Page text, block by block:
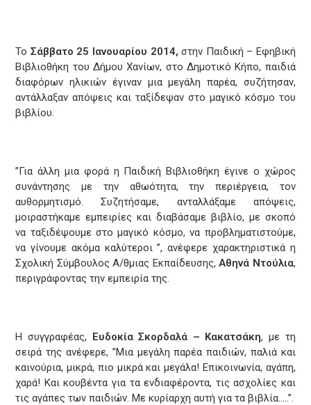
Το Σάββατο 25 Ιανουαρίου 2014, στην Παιδική – Εφηβική
Βιβλιοθήκη του Δήμου Χανίων, στο Δημοτικό Κήπο, παιδιά
διαφόρων ηλικιών έγιναν μια μεγάλη παρέα, συζήτησαν,
αντάλλαξαν απόψεις και ταξίδεψαν στο μαγικό κόσμο του
βιβλίου.
”Για άλλη μια φορά η Παιδική Βιβλιοθήκη έγινε ο χώρος
συνάντησης με την αθωότητα, την περιέργεια, τον
αυθορμητισμό. Συζητήσαμε, ανταλλάξαμε απόψεις,
μοιραστήκαμε εμπειρίες και διαβάσαμε βιβλίο, με σκοπό
να ταξιδέψουμε στο μαγικό κόσμο, να προβληματιστούμε,
να γίνουμε ακόμα καλύτεροι ”, ανέφερε χαρακτηριστικά η
Σχολική Σύμβουλος Α/θμιας Εκπαίδευσης, Αθηνά Ντούλια,
περιγράφοντας την εμπειρία της.
Η συγγραφέας, Ευδοκία Σκορδαλά – Κακατσάκη, με τη
σειρά της ανέφερε, ”Μια μεγάλη παρέα παιδιών, παλιά και
καινούρια, μικρά, πιο μικρά και μεγάλα! Επικοινωνία, αγάπη,
χαρά! Και κουβέντα για τα ενδιαφέροντα, τις ασχολίες και
τις αγάπες των παιδιών. Με κυρίαρχη αυτή για τα βιβλία…..”.